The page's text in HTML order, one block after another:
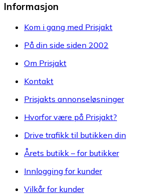
Informasjon
Kom i gang med Prisjakt
På din side siden 2002
Om Prisjakt
Kontakt
Prisjakts annonseløsninger
Hvorfor være på Prisjakt?
Drive trafikk til butikken din
Årets butikk – for butikker
Innlogging for kunder
Vilkår for kunder